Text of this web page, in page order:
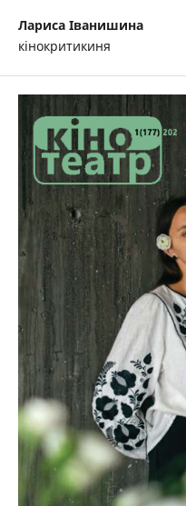
Лариса Іванишина
кінокритикиня